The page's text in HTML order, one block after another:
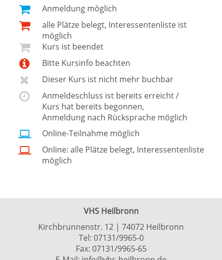
Anmeldung möglich
alle Plätze belegt, Interessentenliste ist
möglich
Kurs ist beendet
Bitte Kursinfo beachten
Dieser Kurs ist nicht mehr buchbar
Anmeldeschluss ist bereits erreicht /
Kurs hat bereits begonnen,
Anmeldung nach Rücksprache möglich
Online-Teilnahme möglich
Online: alle Plätze belegt, Interessentenliste
möglich
VHS Heilbronn
Kirchbrunnenstr. 12 | 74072 Heilbronn
Tel: 07131/9965-0
Fax: 07131/9965-65